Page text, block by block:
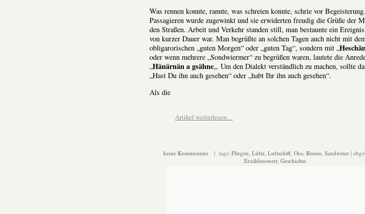
Was rennen konnte, rannte, was schreien konnte, schrie vor
Passagieren wurde zugewinkt und sie erwiderten freudig die Grüße der
den Straßen. Arbeit und Verkehr standen still, man bestaunte ein
von kurzer Dauer war. Man begrüßte an solchen Tagen auch nicht mit
obligarorischen „guten Morgen“ oder „guten Tag“, sondern mit „
oder wenn mehrere „Sondwiermer“ zu begrüßen waren, lautete die
„Hänärnän a gsähne„. Um den Dialekt verständlich zu machen, sollte
„Hast Du ihn auch gesehen“ oder „habt Ihr ihn auch gesehen“.
Als die
Artikel weiterlesen…
keine Kommentare| tags: Fliegen, Lüfte, Luftschiff, Oos, Reisen, Sandweier|
Erzählenswert, Geschichte